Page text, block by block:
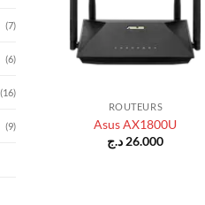
(7)
(6)
(16)
(9)
ROUTEURS
Asus AX1800U
26.000 د.ج